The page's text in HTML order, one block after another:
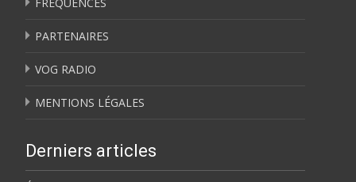
FRÉQUENCES
PARTENAIRES
VOG RADIO
MENTIONS LÉGALES
Derniers articles